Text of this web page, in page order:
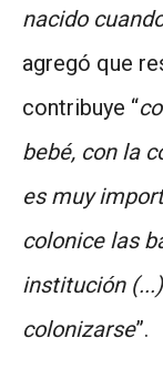
nacido
agregó que
contribuye “
bebé, con la
es muy
colonice las
institución
colonizarse”.